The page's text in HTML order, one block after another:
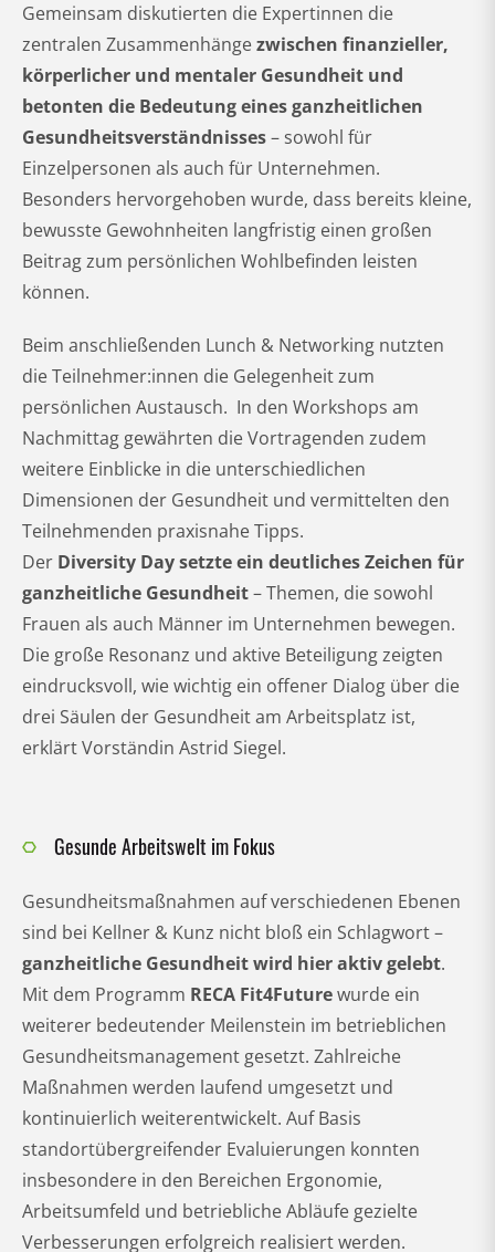
Gemeinsam diskutierten die Expertinnen die
zentralen Zusammenhängezwischen finanzieller,
körperlicher und mentaler Gesundheit und
betonten die Bedeutung eines ganzheitlichen
Gesundheitsverständnisses– sowohl für
Einzelpersonen als auch für Unternehmen.
Besonders hervorgehoben wurde, dass bereits kleine,
bewusste Gewohnheiten langfristig einen großen
Beitrag zum persönlichen Wohlbefinden leisten
können.
Beim anschließenden Lunch & Networking nutzten
die Teilnehmer:innen die Gelegenheit zum
persönlichen Austausch. In den Workshops am
Nachmittag gewährten die Vortragenden zudem
weitere Einblicke in die unterschiedlichen
Dimensionen der Gesundheit und vermittelten den
Teilnehmenden praxisnahe Tipps.
Der Diversity Day setzte ein deutliches Zeichen für
ganzheitliche Gesundheit– Themen, die sowohl
Frauen als auch Männer im Unternehmen bewegen.
Die große Resonanz und aktive Beteiligung zeigten
eindrucksvoll, wie wichtig ein offener Dialog über die
drei Säulen der Gesundheit am Arbeitsplatz ist,
erklärt Vorständin Astrid Siegel.
Gesunde Arbeitswelt im Fokus
Gesundheitsmaßnahmen auf verschiedenen Ebenen
sind bei Kellner & Kunz nicht bloß ein Schlagwort –
ganzheitliche Gesundheit wird hier aktiv gelebt.
Mit dem Programm RECA Fit4Futurewurde ein
weiterer bedeutender Meilenstein im betrieblichen
Gesundheitsmanagement gesetzt. Zahlreiche
Maßnahmen werden laufend umgesetzt und
kontinuierlich weiterentwickelt. Auf Basis
standortübergreifender Evaluierungen konnten
insbesondere in den Bereichen Ergonomie,
Arbeitsumfeld und betriebliche Abläufe gezielte
Verbesserungen erfolgreich realisiert werden.